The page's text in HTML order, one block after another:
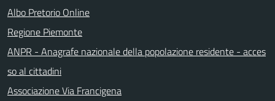
Albo Pretorio Online
Regione Piemonte
ANPR - Anagrafe nazionale della popolazione residente - acces
so al cittadini
Associazione Via Francigena